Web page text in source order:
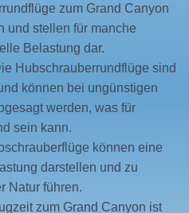
zum Grand Canyon
und stellen für manche
Belastung dar.
Hubschrauberrundflüge sind
können bei ungünstigen
werden, was für
sein kann.
können eine
darstellen und zu
Natur führen.
zum Grand Canyon ist